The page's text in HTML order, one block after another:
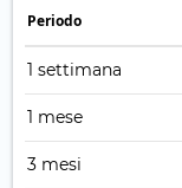
Periodo
1 settimana
1 mese
3 mesi